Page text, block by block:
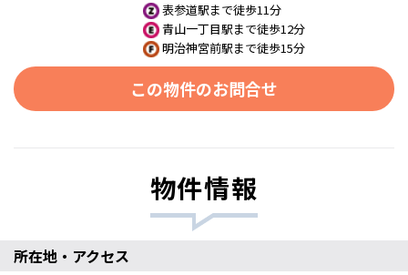
表参道駅まで徒歩11分
青山一丁目駅まで徒歩12分
明治神宮前駅まで徒歩15分
この物件のお問合せ
物件情報
所在地・アクセス